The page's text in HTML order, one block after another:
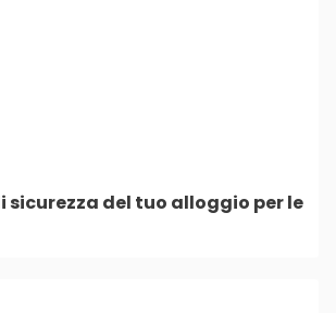
sicurezza del tuo alloggio per le